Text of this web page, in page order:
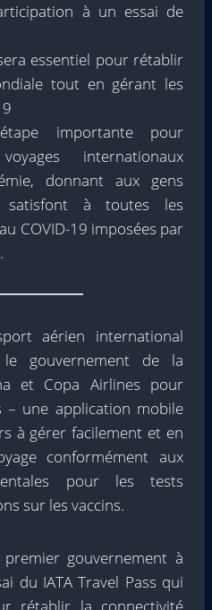
à un essai de
sera essentiel pour rétablir
tout en gérant les
importante pour
internationaux
donnant aux gens
satisfont à toutes les
COVID-19 imposées par
aérien international
le gouvernement de la
et Copa Airlines pour
– une application mobile
à gérer facilement et en
conformément aux
pour les tests
sur les vaccins.
gouvernement à
du IATA Travel Pass qui